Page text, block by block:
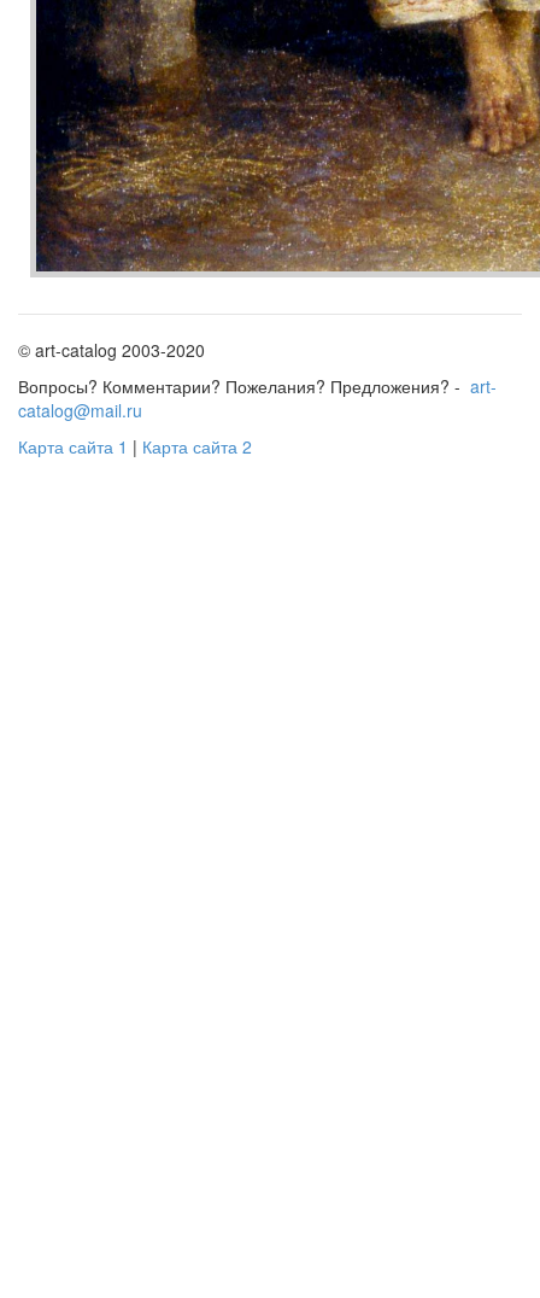
© art-catalog 2003-2020
Вопросы? Комментарии? Пожелания? Предложения? - art-
catalog@mail.ru
Карта сайта 1 | Карта сайта 2